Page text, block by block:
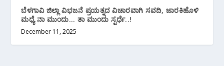
ಬೆಳಗಾವಿ ಜಿಲ್ಲಾ ವಿಭಜನೆ ಪ್ರಯತ್ನದ ವಿಚಾರವಾಗಿ ಸವದಿ, ಜಾರಕಿಹೊಳಿ
ಮಧ್ಯೆ ನಾ ಮುಂದು… ತಾ ಮುಂದು ಸ್ಪರ್ಧೆ..!
December 11, 2025